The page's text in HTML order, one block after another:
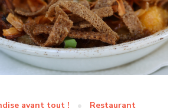
avant tout ! Restaurant